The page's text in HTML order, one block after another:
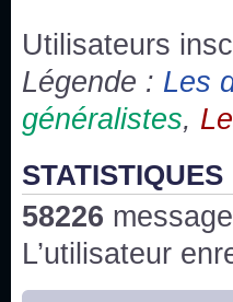
Bonne année tout le
Un peu de ménage,
chaines françaises
3x24 Human Error
Bonjour j'aimerais
qu'une personne
Utilisateurs
Légende : Les
généralistes,
STATISTIQUES
58226
L’utilisateur